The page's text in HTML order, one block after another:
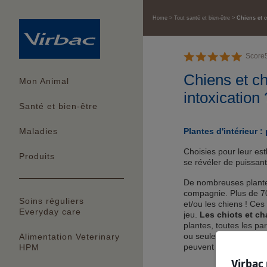
Mon Animal
Santé et bien-être
Maladies
Produits
Soins réguliers
Everyday care
Alimentation Veterinary
HPM
Home Tout santé et bien-être Chiens et
Score
Chiens et
intoxication
Plantes d'intérieur
Choisies pour leur
se révéler de
De nombreuses
compagnie. Plus de
et/ou les chiens !
jeu. Les chiots et
plantes, toutes les
ou seulement
peuvent donc aussi